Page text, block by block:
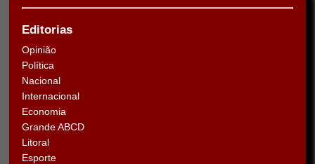
Editorias
Opinião
Política
Nacional
Internacional
Economia
Grande ABCD
Litoral
Esporte